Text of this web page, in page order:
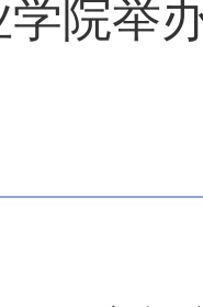
院举